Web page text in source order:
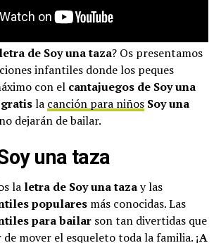
letra de Soy una taza? Os presentamos
infantiles donde los peques
con el cantajuegos de Soy una
la canción para niños Soy una
dejarán de bailar.
una taza
laletra de Soy una tazay las
popularesmás conocidas. Las
para bailarson tan divertidas que
mover el esqueleto toda la familia. ¡A